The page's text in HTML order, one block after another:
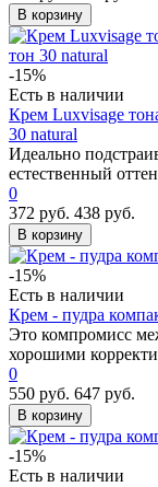
В корзину
-15%
Есть в наличии
Крем Luxvisage
30 natural
Идеально
естественный
0
372 руб. 438 руб.
В корзину
-15%
Есть в наличии
Крем - пудра
Это компромисс
хорошими
0
550 руб. 647 руб.
В корзину
-15%
Есть в наличии